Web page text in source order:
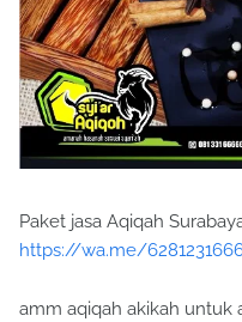
Paket jasa Aqiqah
https://wa.me/
amm aqiqah akikah untuk